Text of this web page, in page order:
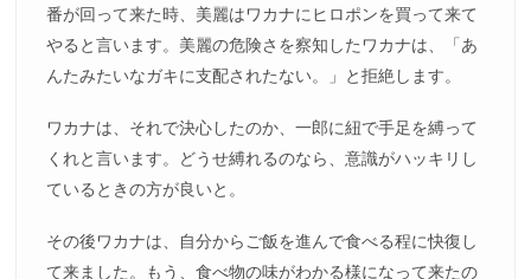
番が回って来た時、美麗はワカナにヒロポンを買って来て
やると言います。美麗の危険さを察知したワカナは、「あ
んたみたいなガキに支配されたない。」と拒絶します。
ワカナは、それで決心したのか、一郎に紐で手足を縛って
くれと言います。どうせ縛れるのなら、意識がハッキリし
ているときの方が良いと。
その後ワカナは、自分からご飯を進んで食べる程に快復し
て来ました。もう、食べ物の味がわかる様になって来たの